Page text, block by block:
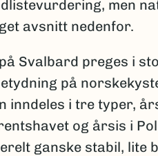
men
avsnitt nedenfor.
Svalbard preges i
på
inndeles i tre typer,
og årsis i
ganske stabil, lite